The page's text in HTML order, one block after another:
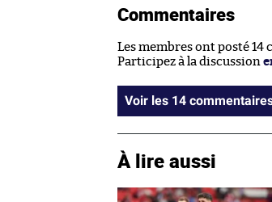
Commentaires
Les membres ont posté
Participez à la discussion
Voir les 14
À lire aussi